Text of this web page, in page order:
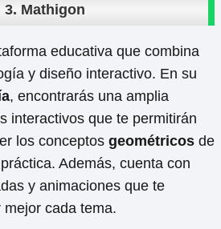
3. Mathigon
educativa que combina
y diseño interactivo. En su
, encontrarás una amplia
interactivos que te permitirán
los conceptos geométricos de
Además, cuenta con
y animaciones que te
cada tema.